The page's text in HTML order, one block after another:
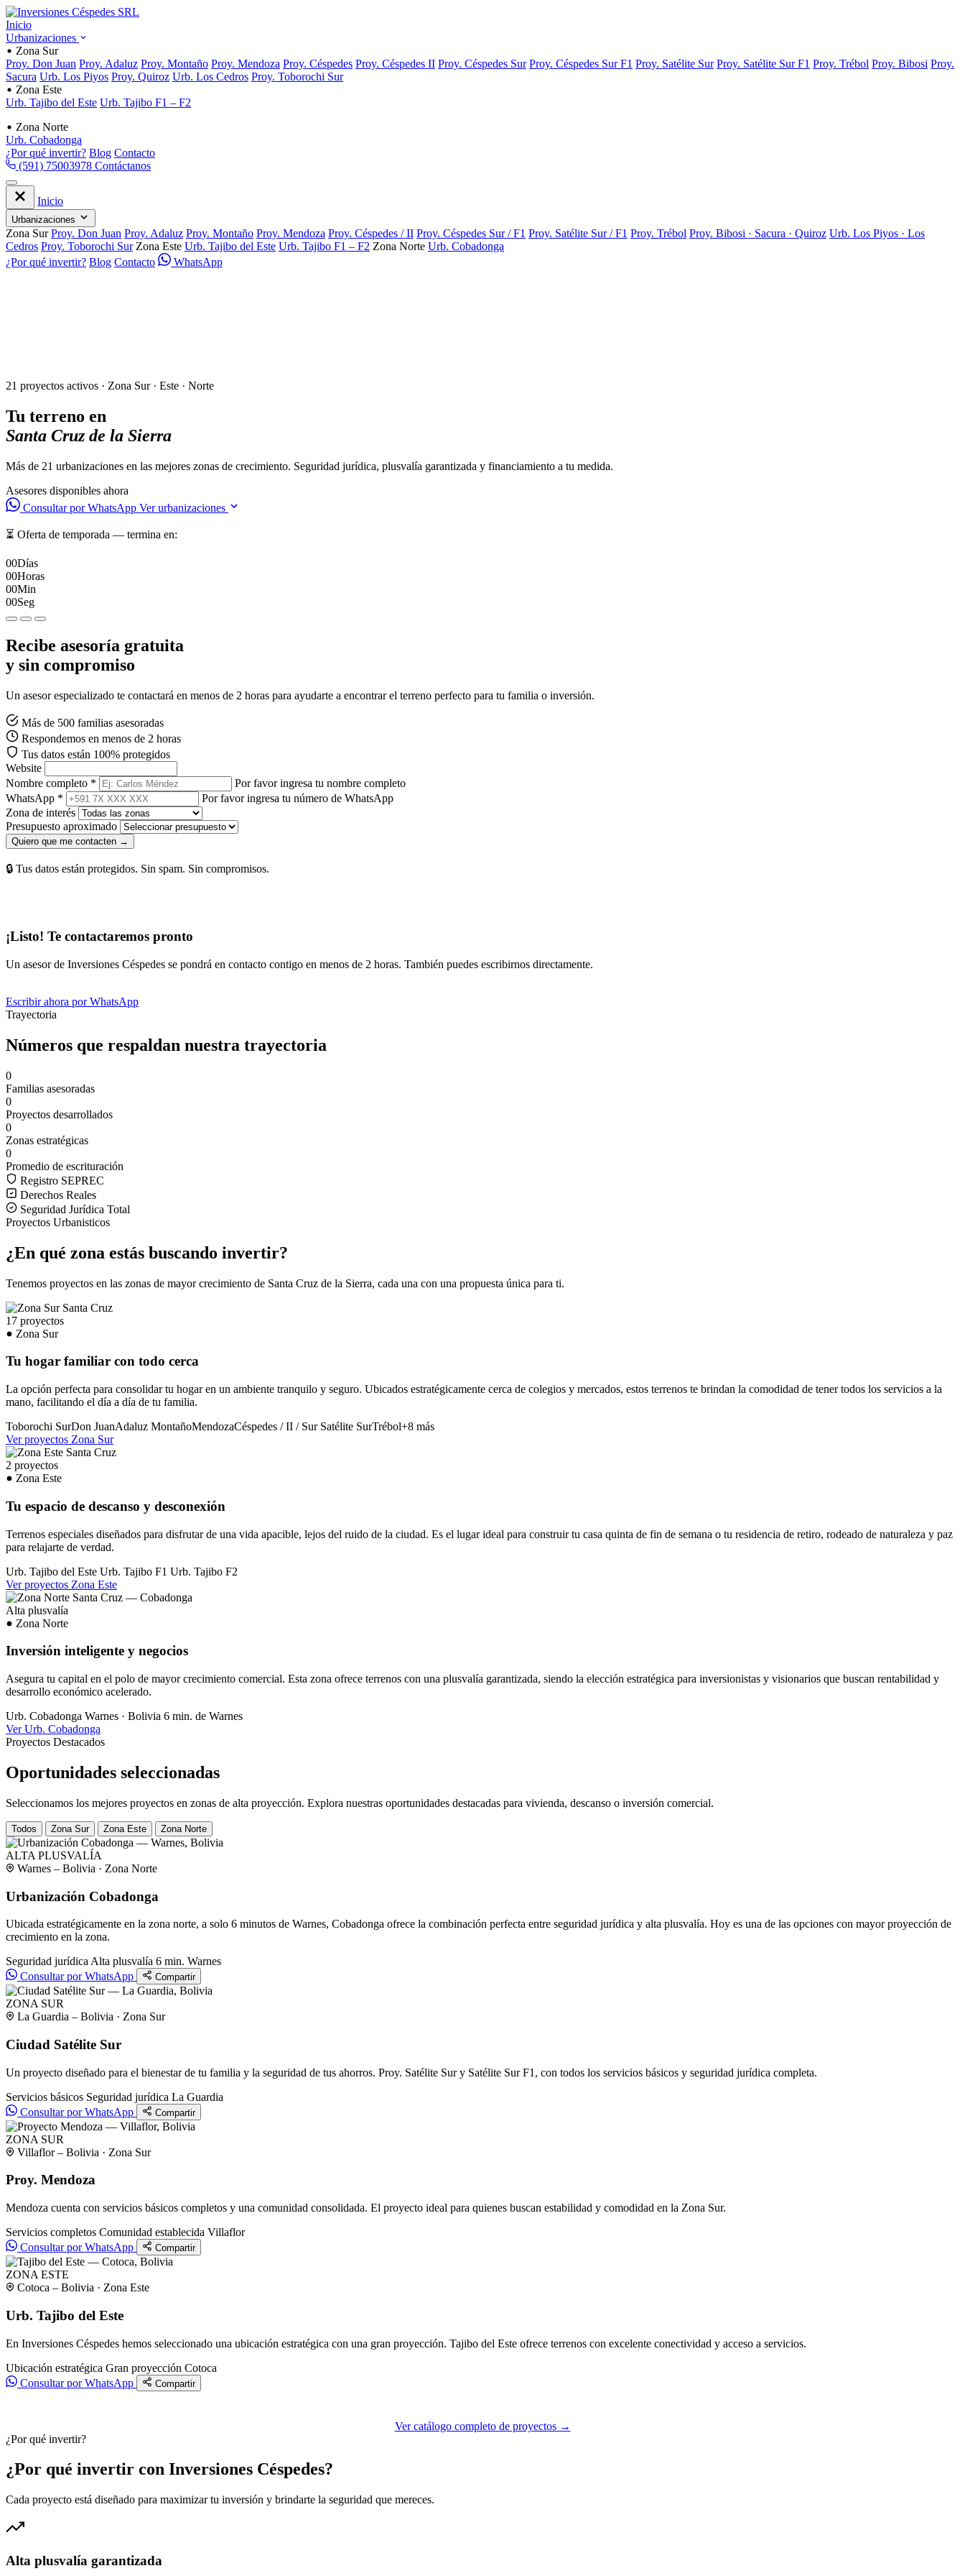
Inicio
Urbanizaciones
Zona Sur
Proy. Don Juan Proy. Adaluz Proy. Montaño Proy. Mendoza Proy. Céspedes Proy. Céspedes II Proy. Céspedes Sur Proy. Céspedes Sur F1 Proy. Satélite Sur Proy. Satélite Sur F1 Proy. Trébol Proy. Bibosi Proy.
Sacura Urb. Los Piyos Proy. Quiroz Urb. Los Cedros Proy. Toborochi Sur
Zona Este
Urb. Tajibo del Este Urb. Tajibo F1 – F2
Zona Norte
Urb. Cobadonga
¿Por qué invertir? Blog Contacto
(591) 75003978 Contáctanos
Inicio
Urbanizaciones
Zona Sur Proy. Don Juan Proy. Adaluz Proy. Montaño Proy. Mendoza Proy. Céspedes / II Proy. Céspedes Sur / F1 Proy. Satélite Sur / F1 Proy. Trébol Proy. Bibosi · Sacura · Quiroz Urb. Los Piyos · Los
Cedros Proy. Toborochi Sur Zona Este Urb. Tajibo del Este Urb. Tajibo F1 – F2 Zona Norte Urb. Cobadonga
¿Por qué invertir? Blog Contacto WhatsApp
21 proyectos activos · Zona Sur · Este · Norte
Tu terreno en
Santa Cruz de la Sierra
Más de 21 urbanizaciones en las mejores zonas de crecimiento. Seguridad jurídica, plusvalía garantizada y financiamiento a tu medida.
Asesores disponibles ahora
Consultar por WhatsApp Ver urbanizaciones
⏳ Oferta de temporada — termina en:
00Días
00Horas
00Min
00Seg
Recibe asesoría gratuita
y sin compromiso
Un asesor especializado te contactará en menos de 2 horas para ayudarte a encontrar el terreno perfecto para tu familia o inversión.
Más de 500 familias asesoradas
Respondemos en menos de 2 horas
Tus datos están 100% protegidos
Website
Nombre completo *
Por favor ingresa tu nombre completo
WhatsApp *
Por favor ingresa tu número de WhatsApp
Zona de interés
Presupuesto aproximado
Quiero que me contacten →
🔒 Tus datos están protegidos. Sin spam. Sin compromisos.
¡Listo! Te contactaremos pronto
Un asesor de Inversiones Céspedes se pondrá en contacto contigo en menos de 2 horas. También puedes escribirnos directamente.
Escribir ahora por WhatsApp
Trayectoria
Números que respaldan nuestra trayectoria
0
Familias asesoradas
0
Proyectos desarrollados
0
Zonas estratégicas
0
Promedio de escrituración
Registro SEPREC
Derechos Reales
Seguridad Jurídica Total
Proyectos Urbanisticos
¿En qué zona estás buscando invertir?
Tenemos proyectos en las zonas de mayor crecimiento de Santa Cruz de la Sierra, cada una con una propuesta única para ti.
17 proyectos
Zona Sur
Tu hogar familiar con todo cerca
La opción perfecta para consolidar tu hogar en un ambiente tranquilo y seguro. Ubicados estratégicamente cerca de colegios y mercados, estos terrenos te brindan la comodidad de tener todos los servicios a la
mano, facilitando el día a día de tu familia.
Toborochi SurDon JuanAdaluz MontañoMendozaCéspedes / II / Sur Satélite SurTrébol+8 más
Ver proyectos Zona Sur
2 proyectos
Zona Este
Tu espacio de descanso y desconexión
Terrenos especiales diseñados para disfrutar de una vida apacible, lejos del ruido de la ciudad. Es el lugar ideal para construir tu casa quinta de fin de semana o tu residencia de retiro, rodeado de naturaleza y paz
para relajarte de verdad.
Urb. Tajibo del Este Urb. Tajibo F1 Urb. Tajibo F2
Ver proyectos Zona Este
Alta plusvalía
Zona Norte
Inversión inteligente y negocios
Asegura tu capital en el polo de mayor crecimiento comercial. Esta zona ofrece terrenos con una plusvalía garantizada, siendo la elección estratégica para inversionistas y visionarios que buscan rentabilidad y
desarrollo económico acelerado.
Urb. Cobadonga Warnes · Bolivia 6 min. de Warnes
Ver Urb. Cobadonga
Proyectos Destacados
Oportunidades seleccionadas
Seleccionamos los mejores proyectos en zonas de alta proyección. Explora nuestras oportunidades destacadas para vivienda, descanso o inversión comercial.
Todos Zona Sur Zona Este Zona Norte
ALTA PLUSVALÍA
Warnes – Bolivia · Zona Norte
Urbanización Cobadonga
Ubicada estratégicamente en la zona norte, a solo 6 minutos de Warnes, Cobadonga ofrece la combinación perfecta entre seguridad jurídica y alta plusvalía. Hoy es una de las opciones con mayor proyección de
crecimiento en la zona.
Seguridad jurídica Alta plusvalía 6 min. Warnes
Consultar por WhatsApp
Compartir
ZONA SUR
La Guardia – Bolivia · Zona Sur
Ciudad Satélite Sur
Un proyecto diseñado para el bienestar de tu familia y la seguridad de tus ahorros. Proy. Satélite Sur y Satélite Sur F1, con todos los servicios básicos y seguridad jurídica completa.
Servicios básicos Seguridad jurídica La Guardia
Consultar por WhatsApp
Compartir
ZONA SUR
Villaflor – Bolivia · Zona Sur
Proy. Mendoza
Mendoza cuenta con servicios básicos completos y una comunidad consolidada. El proyecto ideal para quienes buscan estabilidad y comodidad en la Zona Sur.
Servicios completos Comunidad establecida Villaflor
Consultar por WhatsApp
Compartir
ZONA ESTE
Cotoca – Bolivia · Zona Este
Urb. Tajibo del Este
En Inversiones Céspedes hemos seleccionado una ubicación estratégica con una gran proyección. Tajibo del Este ofrece terrenos con excelente conectividad y acceso a servicios.
Ubicación estratégica Gran proyección Cotoca
Consultar por WhatsApp
Compartir
Ver catálogo completo de proyectos →
¿Por qué invertir?
¿Por qué invertir con Inversiones Céspedes?
Cada proyecto está diseñado para maximizar tu inversión y brindarte la seguridad que mereces.
Alta plusvalía garantizada